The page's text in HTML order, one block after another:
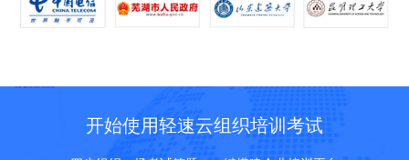
开始使用轻速云组织培训考试